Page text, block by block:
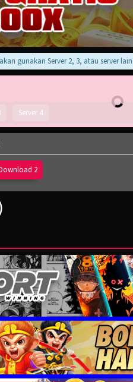
Server 2, 3, atau server lain
Server 4
2